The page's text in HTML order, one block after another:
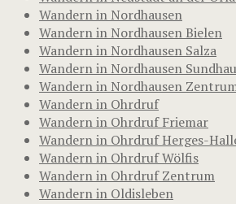
Wandern in Nordhausen
Wandern in Nordhausen Bielen
Wandern in Nordhausen Salza
Wandern in Nordhausen
Wandern in Nordhausen
Wandern in Ohrdruf
Wandern in Ohrdruf Friemar
Wandern in Ohrdruf Herges-
Wandern in Ohrdruf Wölfis
Wandern in Ohrdruf Zentrum
Wandern in Oldisleben